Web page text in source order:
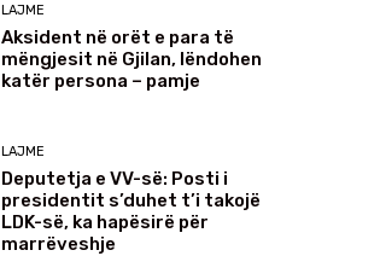
LAJME
Aksident në orët e para të
mëngjesit në Gjilan, lëndohen
katër persona – pamje
LAJME
Deputetja e VV-së: Posti i
presidentit s’duhet t’i takojë
LDK-së, ka hapësirë për
marrëveshje